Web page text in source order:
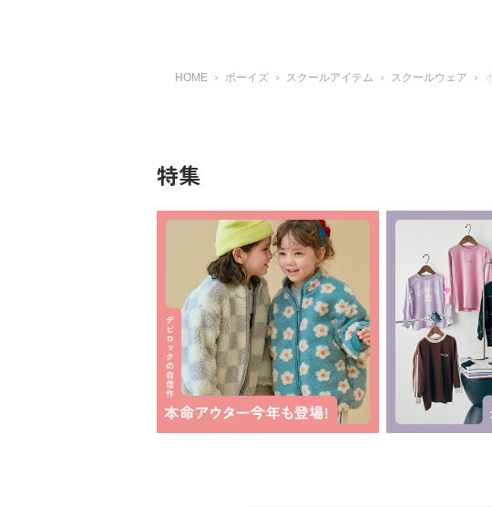
HOME ボーイズ スクールアイテム スクールウェア
特集